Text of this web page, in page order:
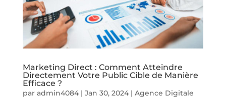
Marketing Direct : Comment Atteindre
Directement Votre Public Cible de Manière
Efficace ?
par admin4084| Jan 30, 2024| Agence Digitale